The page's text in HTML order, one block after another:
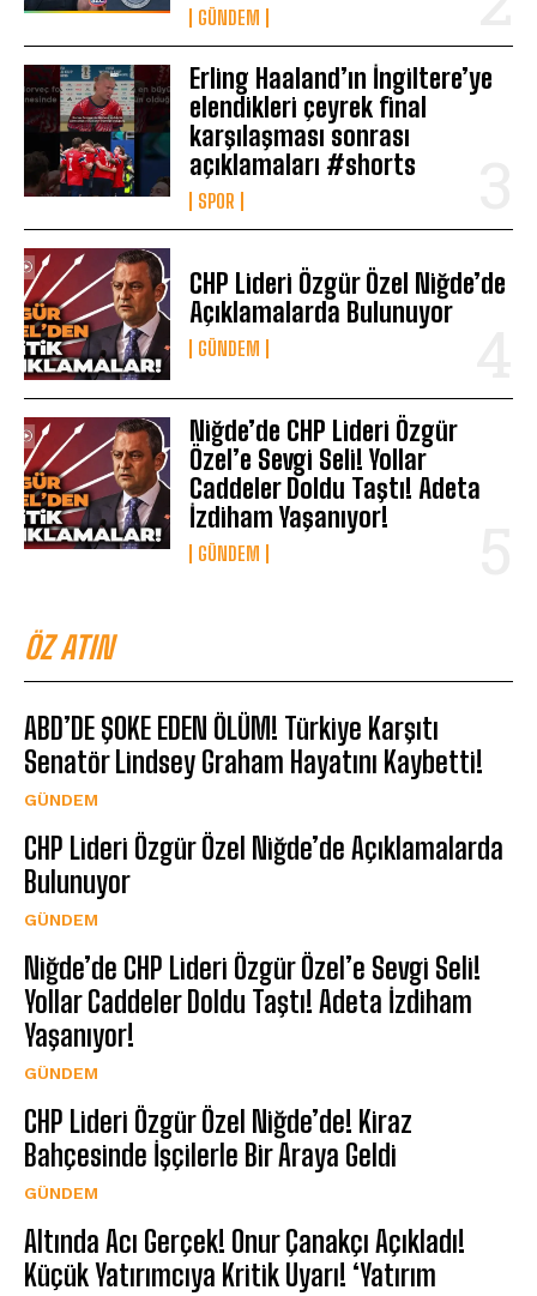
GÜNDEM
Erling Haaland’ın İngiltere’ye
elendikleri çeyrek final
karşılaşması sonrası
açıklamaları #shorts
SPOR
CHP Lideri Özgür Özel Niğde’de
Açıklamalarda Bulunuyor
GÜNDEM
Niğde’de CHP Lideri Özgür
Özel’e Sevgi Seli! Yollar
Caddeler Doldu Taştı! Adeta
İzdiham Yaşanıyor!
GÜNDEM
ÖZ ATIN
ABD’DE ŞOKE EDEN ÖLÜM! Türkiye Karşıtı
Senatör Lindsey Graham Hayatını Kaybetti!
GÜNDEM
CHP Lideri Özgür Özel Niğde’de Açıklamalarda
Bulunuyor
GÜNDEM
Niğde’de CHP Lideri Özgür Özel’e Sevgi Seli!
Yollar Caddeler Doldu Taştı! Adeta İzdiham
Yaşanıyor!
GÜNDEM
CHP Lideri Özgür Özel Niğde’de! Kiraz
Bahçesinde İşçilerle Bir Araya Geldi
GÜNDEM
Altında Acı Gerçek! Onur Çanakçı Açıkladı!
Küçük Yatırımcıya Kritik Uyarı! ‘Yatırım